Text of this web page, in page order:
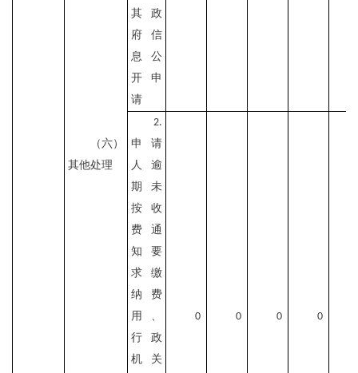
（六）
其他处理
其政
府信
息公
开申
请
2.
申请
人逾
期未
按收
费通
知要
求缴
纳费
用、
行政
机关
0 0 0 0